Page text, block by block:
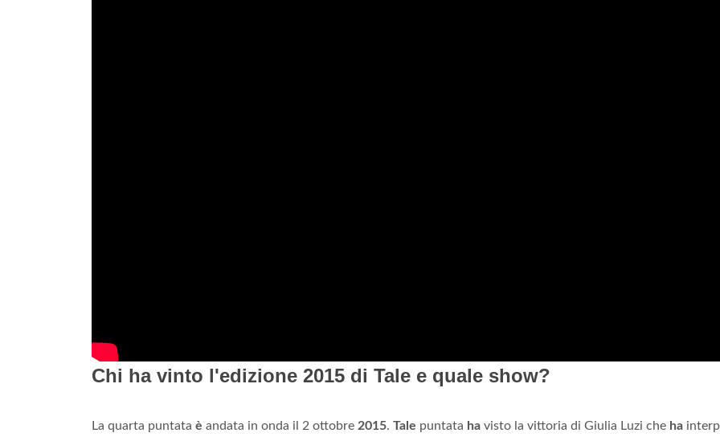
Chi ha vinto l'edizione 2015 di Tale e quale show?
La quarta puntata è andata in onda il 2 ottobre 2015. Tale puntata ha visto la vittoria di Giulia Luzi che ha